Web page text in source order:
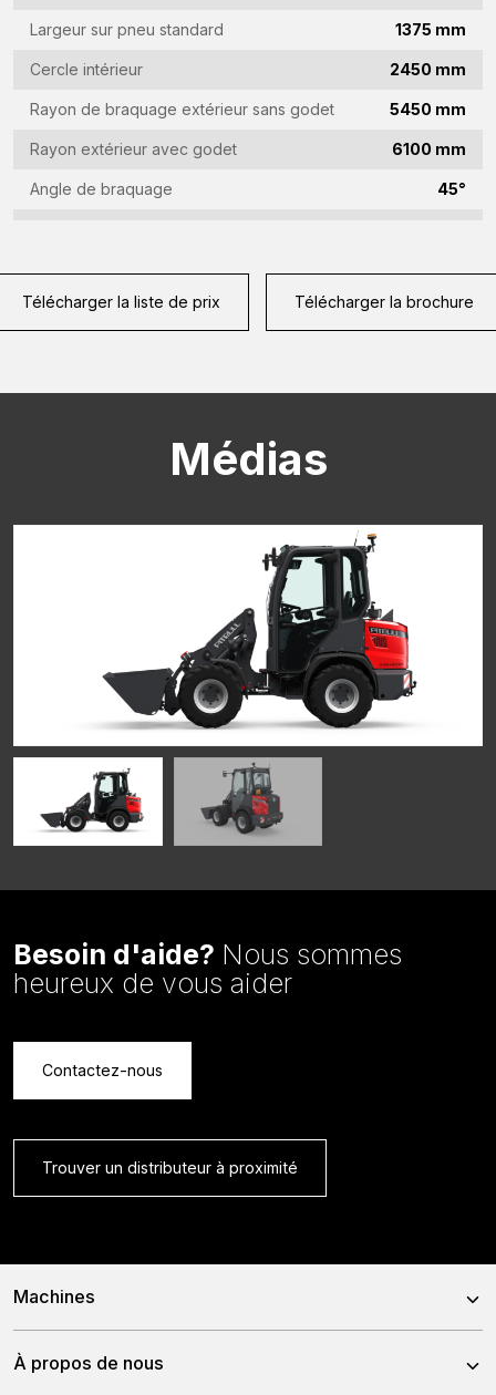
Largeur sur pneu standard 1375 mm
Cercle intérieur 2450 mm
Rayon de braquage extérieur sans godet 5450 mm
Rayon extérieur avec godet 6100 mm
Angle de braquage 45°
Télécharger la liste de prix Télécharger la brochure
Médias
Besoin d'aide? Nous sommes
heureux de vous aider
Contactez-nous
Trouver un distributeur à proximité
Machines
X24-26V
À propos de nous